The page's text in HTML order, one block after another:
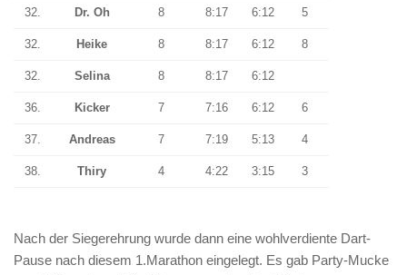
32. Dr. Oh 8 8:17 6:12 5
32. Heike 8 8:17 6:12 8
32. Selina 8 8:17 6:12
36. Kicker 7 7:16 6:12 6
37. Andreas 7 7:19 5:13 4
38. Thiry 4 4:22 3:15 3
Nach der Siegerehrung wurde dann eine wohlverdiente Dart-
Pause nach diesem 1.Marathon eingelegt. Es gab Party-Mucke